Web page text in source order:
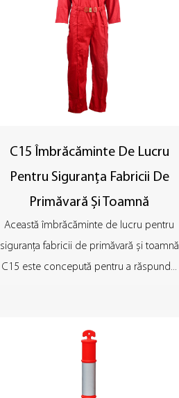
C15 Îmbrăcăminte De Lucru
Pentru Siguranța Fabricii De
Primăvară Și Toamnă
Această îmbrăcăminte de lucru pentru
siguranța fabricii de primăvară și toamnă
C15 este concepută pentru a răspund...